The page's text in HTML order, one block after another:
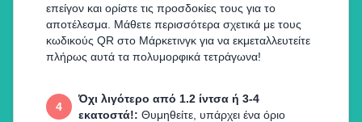
επείγον και ορίστε τις προσδοκίες τους για το
αποτέλεσμα. Μάθετε περισσότερα σχετικά με τους
κωδικούς QR στο Μάρκετινγκ για να εκμεταλλευτείτε
πλήρως αυτά τα πολυμορφικά τετράγωνα!
4
Όχι λιγότερο από 1.2 ίντσα ή 3-4
εκατοστά!: Θυμηθείτε, υπάρχει ένα όριο